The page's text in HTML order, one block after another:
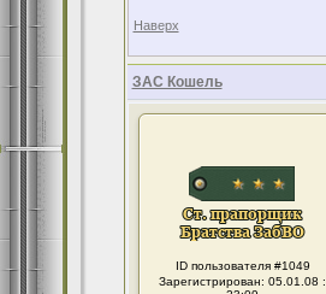
Наверх
ЗАС Кошель
ID пользователя #1049
Зарегистрирован: 05.01.08 :